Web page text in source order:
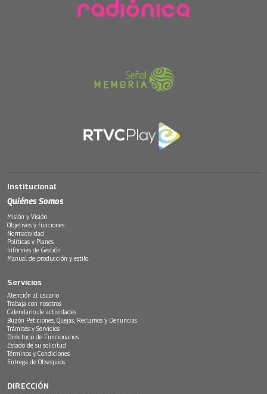
Institucional
Quiénes Somos
Misión y Visión
Objetivos y funciones
Normatividad
Políticas y Planes
Informes de Gestión
Manual de producción y estilo
Servicios
Atención al usuario
Trabaja con nosotros
Calendario de actividades
Buzón Peticiones, Quejas, Reclamos y Denuncias
Trámites y Servicios
Directorio de Funcionarios
Estado de su solicitud
Términos y Condiciones
Entrega de Obsequios
DIRECCIÓN